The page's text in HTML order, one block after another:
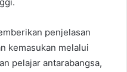
penjelasan
kemasukan melalui
pelajar antarabangsa,